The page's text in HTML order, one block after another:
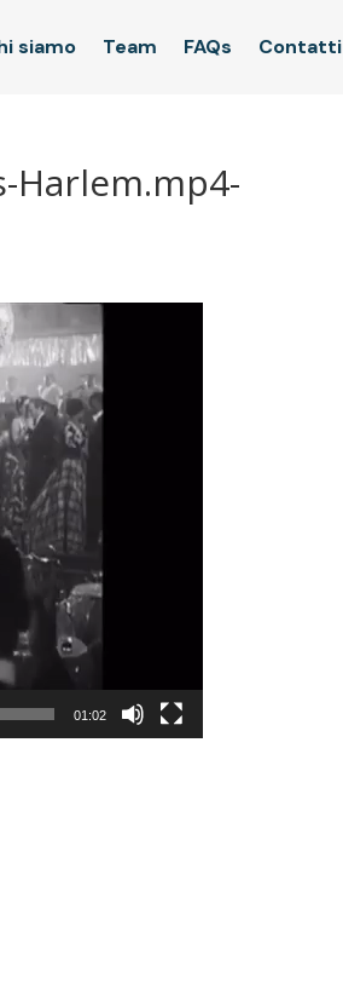
siamo Team FAQs Contatti
Harlem.mp4-
01:02